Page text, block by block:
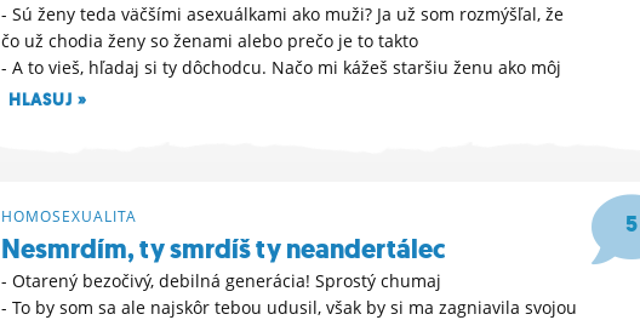
- Sú ženy teda väčšími asexuálkami ako muži? Ja už som rozmýšľal, že
čo už chodia ženy so ženami alebo prečo je to takto
- A to vieš, hľadaj si ty dôchodcu. Načo mi kážeš staršiu ženu ako môj
HLASUJ »
5
HOMOSEXUALITA
Nesmrdím, ty smrdíš ty neandertálec
- Otarený bezočivý, debilná generácia! Sprostý chumaj
- To by som sa ale najskôr tebou udusil, však by si ma zagniavila svojou